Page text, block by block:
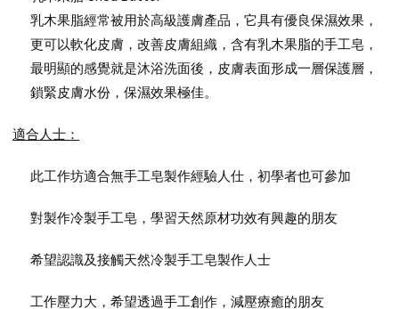
乳木果脂經常被用於高級護膚產品，它具有優良保濕效果，
更可以軟化皮膚，改善皮膚組織，含有乳木果脂的手工皂，
最明顯的感覺就是沐浴洗面後，皮膚表面形成一層保護層，
鎖緊皮膚水份，保濕效果極佳。
適合人士：
此工作坊適合無手工皂製作經驗人仕，初學者也可參加
對製作冷製手工皂，學習天然原材功效有興趣的朋友
希望認識及接觸天然冷製手工皂製作人士
工作壓力大，希望透過手工創作，減壓療癒的朋友